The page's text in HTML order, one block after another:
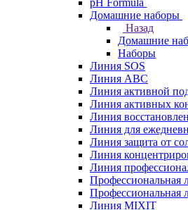
pH Formula
Домашние наборы
Назад
Домашние
Наборы
Линия SOS
Линия АВС
Линия активной
Линия активных
Линия
Линия для
Линия защита от
Линия
Линия
Профессиональная
Профессиональная
Линия MIXIT